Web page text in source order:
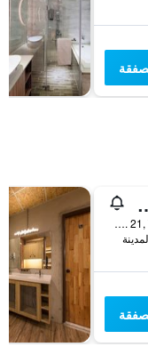
هوستل
2F, No. 21, Yanping South Road, مدينة تايبيه, تايوان